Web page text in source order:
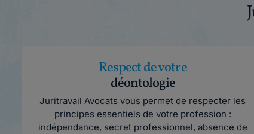
Respect de votre
déontologie
Juritravail Avocats vous permet de respecter les
principes essentiels de votre profession :
indépendance, secret professionnel, absence de